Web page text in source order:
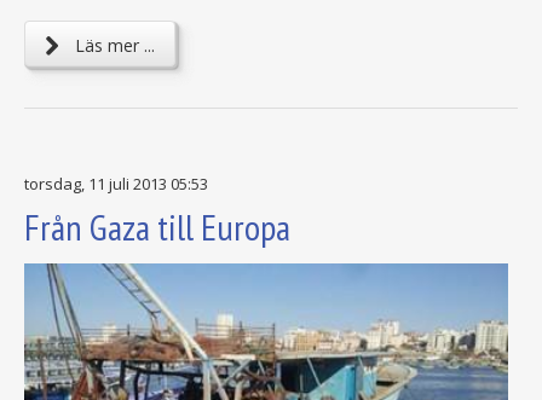
Läs mer ...
torsdag, 11 juli 2013 05:53
Från Gaza till Europa